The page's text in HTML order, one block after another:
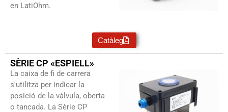
en LatiOhm.
Catàleg
SÈRIE CP «ESPIELL»
La caixa de fi de carrera
s'utilitza per indicar la
posició de la vàlvula, oberta
o tancada. La Sèrie CP